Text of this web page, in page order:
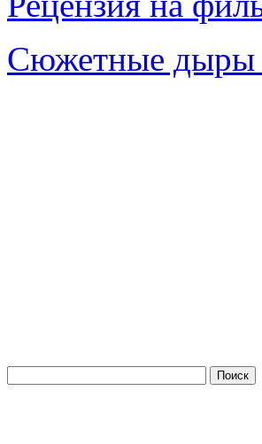
Сюжетные дыры